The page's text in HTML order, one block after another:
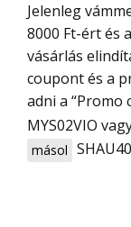
Jelenleg vámmentesen érkezik ingyen szállítással
8000 Ft-ért és
vásárlás
coupont és a
adni a “Promo
MYS02VIO
másol